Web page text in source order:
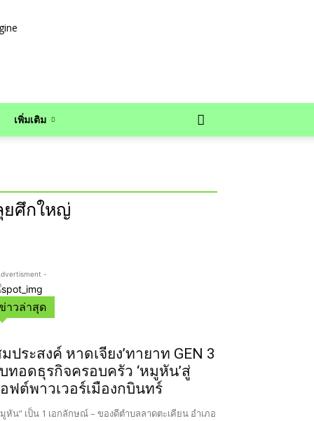
เพิ่มเติม
ยศึกใหญ่
-
าวล่าสุด
มประสงค์ หาดเจียง’ทายาท GEN 3
ทอดธุรกิจครอบครัว ‘หมูหัน’สู่
ฟต์พาวเวอร์เมืองกบินทร์
หัน” เป็น 1 เอกลักษณ์ – ของดีตำบลลาดตะเคียน อำเภอ